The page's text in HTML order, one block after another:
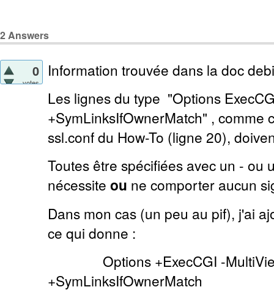
2Answers
0
votes
Information trouvée dans la doc
Les lignes du type "Options
+SymLinksIfOwnerMatch" , comme
ssl.conf du How-To (ligne 20),
Toutes être spécifiées avec un - ou
nécessite ou ne comporter aucun
Dans mon cas (un peu au pif), j'ai
ce qui donne :
Options +ExecCGI -
+SymLinksIfOwnerMatch